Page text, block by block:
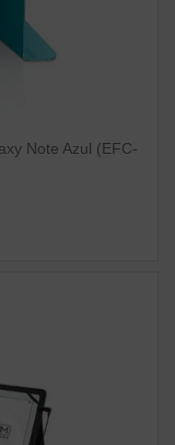
Note Azul (EFC-